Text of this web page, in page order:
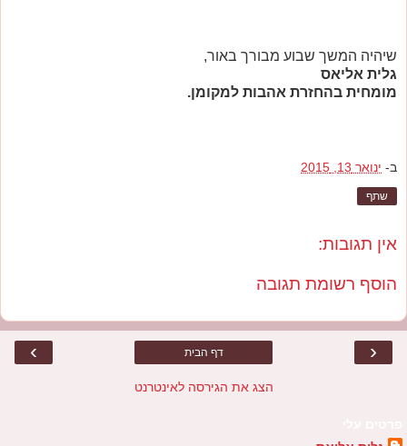
שיהיה המשך שבוע מבורך באור,
גלית אליאס
מומחית בהחזרת אהבות למקומן.
ב- ינואר 13, 2015
שתף
אין תגובות:
הוסף רשומת תגובה
‹
› דף הבית
הצג את הגירסה לאינטרנט